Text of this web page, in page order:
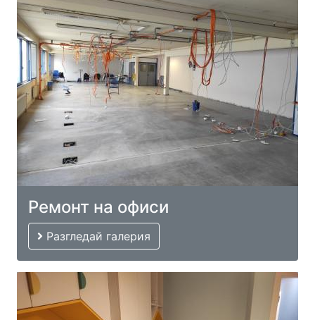
Ремонт на офиси
Разгледай галерия